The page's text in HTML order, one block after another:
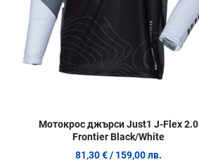
Мотокрос джърси Just1 J-Flex 2.0
Frontier Black/White
81,30 € / 159,00 лв.